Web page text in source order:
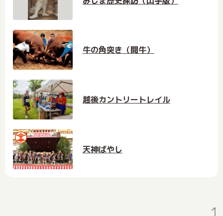
牛の角突き（闘牛）
越後カントリートレイル
天神ばやし